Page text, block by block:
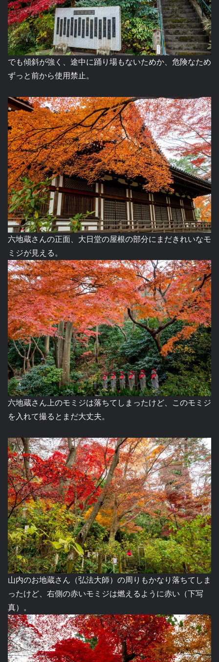
でも傾斜が強く、途中に踊り場もないためか、危険なため
ずっと前から使用禁止。
六地蔵さんの正面、大日堂の屋根の部分にまだきれいなモ
ミジが見える。
六地蔵さん上のモミジは落ちてしまったけど、このモミジ
を入れて撮るとまだ大丈夫。
山内のお地蔵さん（弘法大師）の周りもかなり落ちてしま
ったけど、右側の赤いモミジは燃えるように赤い（下写
真）。